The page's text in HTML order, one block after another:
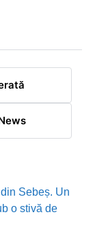
Sebeș. Un
o stivă de